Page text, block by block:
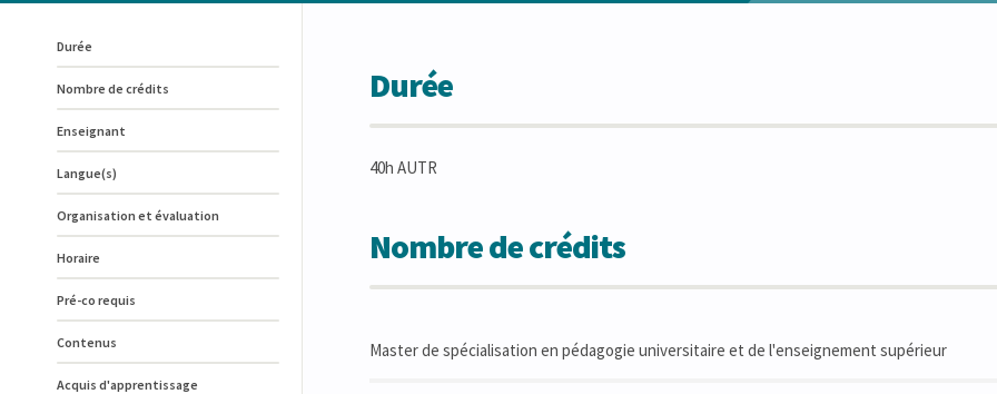
Durée
Nombre de crédits
Enseignant
Langue(s)
Organisation et évaluation
Horaire
Pré-co requis
Contenus
Acquis d'apprentissage
Durée
40h AUTR
Nombre de crédits
Master de spécialisation en pédagogie universitaire et de l'enseignement supérieur